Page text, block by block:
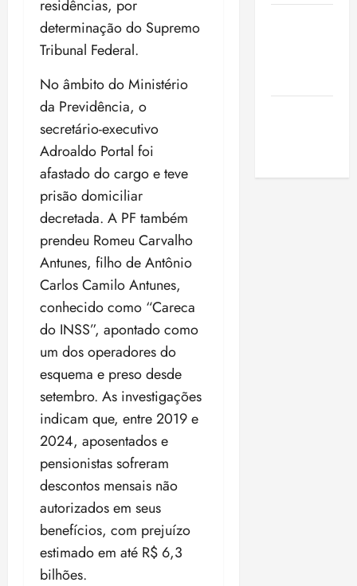
residências, por
determinação do Supremo
Tribunal Federal.
No âmbito do Ministério
da Previdência, o
secretário-executivo
Adroaldo Portal foi
afastado do cargo e teve
prisão domiciliar
decretada. A PF também
prendeu Romeu Carvalho
Antunes, filho de Antônio
Carlos Camilo Antunes,
conhecido como “Careca
do INSS”, apontado como
um dos operadores do
esquema e preso desde
setembro. As investigações
indicam que, entre 2019 e
2024, aposentados e
pensionistas sofreram
descontos mensais não
autorizados em seus
benefícios, com prejuízo
estimado em até R$ 6,3
bilhões.